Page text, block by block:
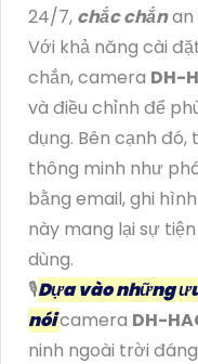
24/7, chắc chắnan
Với khả năng cài
chắn, camera DH-
và điều chỉnh để
dụng. Bên cạnh
thông minh như
bằng email, ghi
này mang lại sự
dùng.
🎙Dựa vào những
nóicamera DH-
ninh ngoài trời